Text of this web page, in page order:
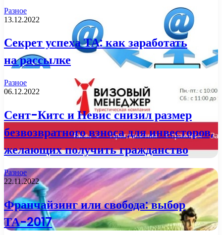
Разное
13.12.2022
Секрет успеха ТА: как заработать
на рассылке
Разное
06.12.2022
Сент-Китс и Невис снизил размер
безвозвратного взноса для инвесторов,
желающих получить гражданство
Разное
22.11.2022
Франчайзинг или свобода: выбор
ТА-2017